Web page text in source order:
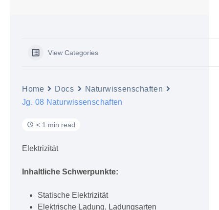
View Categories
Home Docs
Naturwissenschaften
Jg. 08 Naturwissenschaften
< 1 min read
Elektrizität
Inhaltliche Schwerpunkte:
Statische Elektrizität
Elektrische Ladung, Ladungsarten